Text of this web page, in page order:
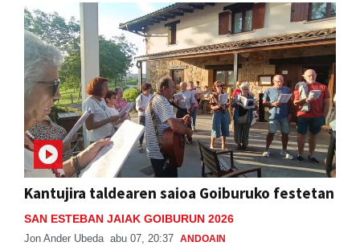
Kantujira taldearen saioa Goiburuko festetan
SAN ESTEBAN JAIAK GOIBURUN 2026
Jon Ander Ubeda abu 07, 20:37 ANDOAIN